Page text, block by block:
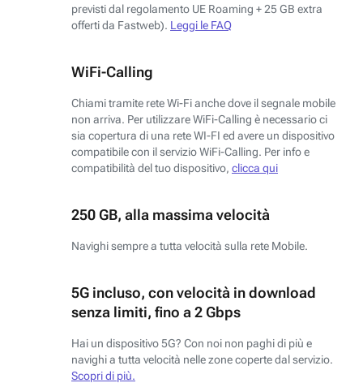
previsti dal regolamento UE Roaming + 25 GB extra
offerti da Fastweb). Leggi le FAQ
WiFi-Calling
Chiami tramite rete Wi-Fi anche dove il segnale mobile
non arriva. Per utilizzare WiFi-Calling è necessario ci
sia copertura di una rete WI-FI ed avere un dispositivo
compatibile con il servizio WiFi-Calling. Per info e
compatibilità del tuo dispositivo, clicca qui
250 GB, alla massima velocità
Navighi sempre a tutta velocità sulla rete Mobile.
5G incluso, con velocità in download
senza limiti, fino a 2 Gbps
Hai un dispositivo 5G? Con noi non paghi di più e
navighi a tutta velocità nelle zone coperte dal servizio.
Scopri di più.